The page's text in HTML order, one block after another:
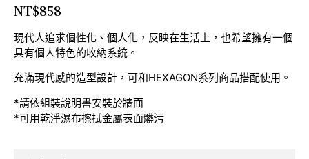
NT$858
現代人追求個性化、個人化，反映在生活上，也希望擁有一個
具有個人特色的收納系統。
充滿現代感的造型設計，可和HEXAGON系列商品搭配使用。
*請依組裝說明書安裝於牆面
*可用乾淨濕布擦拭金屬表面髒污